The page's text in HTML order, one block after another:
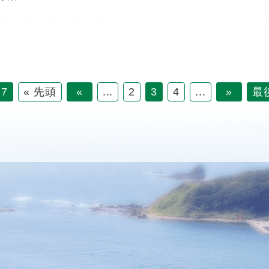
« 先頭 « ... 2 3 4 ... » 最